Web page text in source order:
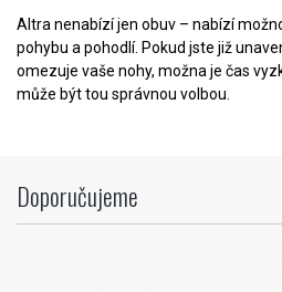
Altra nenabízí jen obuv – nabízí
pohybu a pohodlí. Pokud jste již
omezuje vaše nohy, možna je čas
může být tou správnou volbou.
Doporučujeme